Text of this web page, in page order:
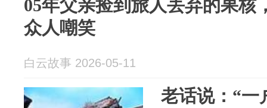
05年父亲捡到旅人丢弃的果核
众人嘲笑
白云故事 2026-05-11
老话说：“一